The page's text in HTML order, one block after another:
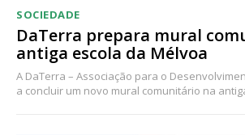
SOCIEDADE
DaTerra prepara mural
antiga escola da Mélvoa
A DaTerra – Associação para o
a concluir um novo mural comunitário na